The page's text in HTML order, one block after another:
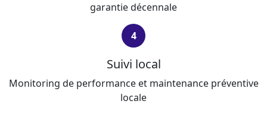
garantie décennale
4
Suivi local
Monitoring de performance et maintenance préventive
locale